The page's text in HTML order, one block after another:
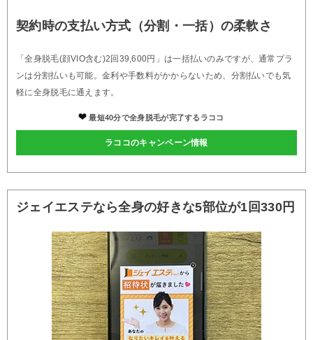
契約時の支払い方式（分割・一括）の柔軟さ
「全身脱毛(顔VIO含む)2回39,600円」は一括払いのみですが、通常プラ
ンは分割払いも可能。金利や手数料がかからないため、分割払いでも気
軽に全身脱毛に通えます。
最短40分で全身脱毛が完了するラココ
ラココのキャンペーン情報
ジェイエステなら全身の好きな5部位が1回330円